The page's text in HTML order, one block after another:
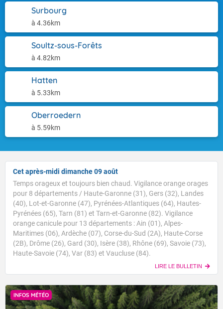
Surbourg
à 4.36km
Soultz-sous-Forêts
à 4.82km
Hatten
à 5.33km
Oberroedern
à 5.59km
Cet après-midi dimanche 09 août
Temps orageux et toujours bien chaud. Vigilance orange orages
pour 8 départements / Haute-Garonne (31), Gers (32), Landes
(40), Lot-et-Garonne (47), Pyrénées-Atlantiques (64), Hautes-
Pyrénées (65), Tarn (81) et Tarn-et-Garonne (82). Vigilance
orange canicule pour 13 départements : Ain (01), Alpes-
Maritimes (06), Ardèche (07), Corse-du-Sud (2A), Haute-Corse
(2B), Drôme (26), Gard (30), Isère (38), Rhône (69), Savoie (73),
Haute-Savoie (74), Var (83) et Vaucluse (84).
LIRE LE BULLETIN
INFOS MÉTÉO